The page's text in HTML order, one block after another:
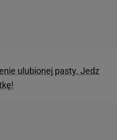
ulubionej pasty. Jedz